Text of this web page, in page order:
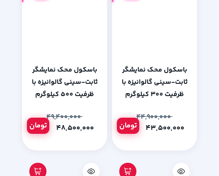
باسکول محک نمایشگر
ثابت-سینی گالوانیزه با
ظرفیت 300 کیلوگرم
۴۴,۹۰۰,۰۰۰
تومان
باسکول محک نمایشگر
ثابت-سینی گالوانیزه با
ظرفیت 500 کیلوگرم
۴۹,۴۰۰,۰۰۰
تومان